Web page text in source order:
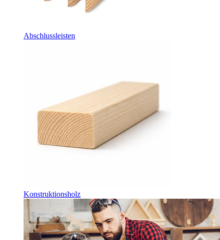
Abschlussleisten
Konstruktionsholz